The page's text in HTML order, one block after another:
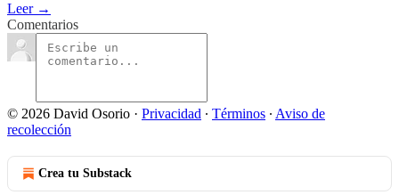
Leer →
Comentarios
© 2026 David Osorio · Privacidad ∙ Términos ∙ Aviso de
recolección
Crea tu Substack